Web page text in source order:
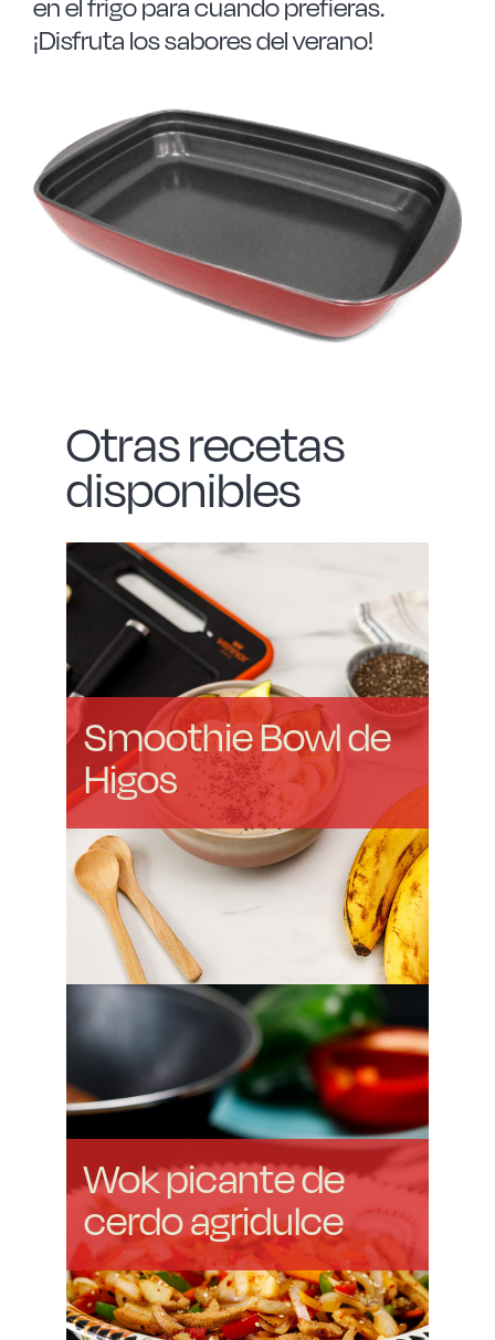
en el frigo para cuando prefieras.
¡Disfruta los sabores del verano!
Otras recetas
disponibles
Smoothie Bowl de
Higos
Wok picante de
cerdo agridulce